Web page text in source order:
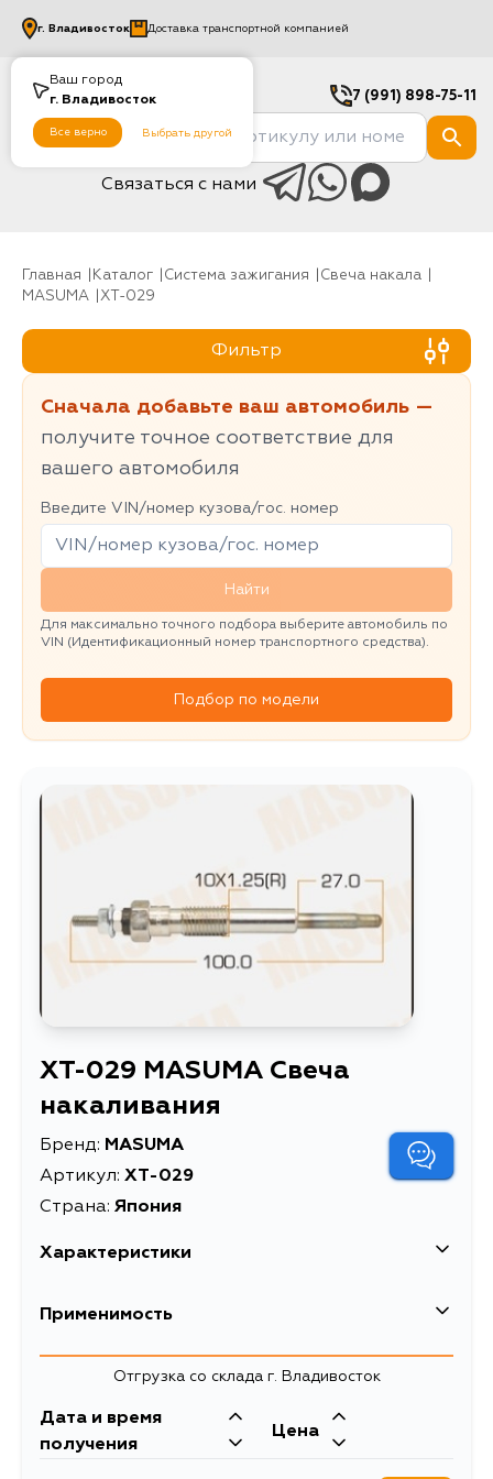
Ваш город
г. Владивосток
Все верно Выбрать другой
г. Владивосток Доставка транспортной компанией
7 (991) 898-75-11
Связаться с нами
Главная Каталог Система зажигания
Свеча накала
MASUMA
XT-029
Фильтр
Сначала добавьте ваш автомобиль —
получите точное соответствие для
вашего автомобиля
Введите VIN/номер кузова/гос. номер
Найти
Для максимально точного подбора выберите автомобиль по
VIN (Идентификационный номер транспортного средства).
Подбор по модели
XT-029 MASUMA Свеча
накаливания
Бренд: MASUMA
Артикул: XT-029
Страна: Япония
Характеристики
EAN-13
Длина упаковки, мм
Масса, кг 0.032
Применимость
Toyota
Кузов Двигатель
CT220, CT190, CT196, CT197, CT198,
2CTE, 2CT, 3CE, 2C,
Отгрузка со склада г. Владивосток
Дата и время
получения
Цена